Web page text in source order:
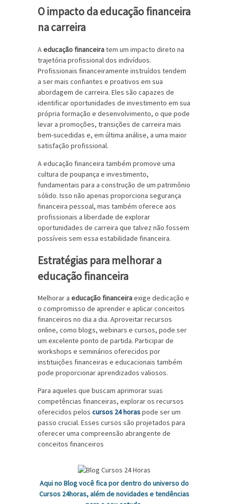
O impacto da educação financeira
na carreira
A educação financeiratem um impacto direto na
trajetória profissional dos indivíduos.
Profissionais financeiramente instruídos tendem
a ser mais confiantes e proativos em sua
abordagem de carreira. Eles são capazes de
identificar oportunidades de investimento em sua
própria formação e desenvolvimento, o que pode
levar a promoções, transições de carreira mais
bem-sucedidas e, em última análise, a uma maior
satisfação profissional.
A educação financeira também promove uma
cultura de poupança e investimento,
fundamentais para a construção de um patrimônio
sólido. Isso não apenas proporciona segurança
financeira pessoal, mas também oferece aos
profissionais a liberdade de explorar
oportunidades de carreira que talvez não fossem
possíveis sem essa estabilidade financeira.
Estratégias para melhorar a
educação financeira
Melhorar a educação financeiraexige dedicação e
o compromisso de aprender e aplicar conceitos
financeiros no dia a dia. Aproveitar recursos
online, como blogs, webinars e cursos, pode ser
um excelente ponto de partida. Participar de
workshops e seminários oferecidos por
instituições financeiras e educacionais também
pode proporcionar aprendizados valiosos.
Para aqueles que buscam aprimorar suas
competências financeiras, explorar os recursos
oferecidos pelos cursos 24 horaspode ser um
passo crucial. Esses cursos são projetados para
oferecer uma compreensão abrangente de
conceitos financeiros
Aqui no Blog você fica por dentro do universo do
Cursos 24horas, além de novidades e tendências